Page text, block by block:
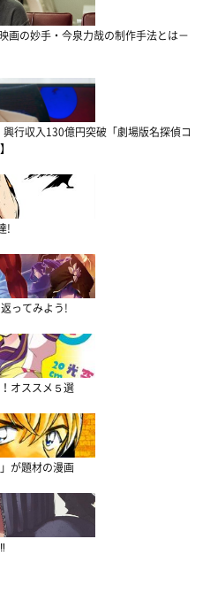
画の妙手・今泉力哉の制作手法とは－
行収入130億円突破「劇場版名探偵コ
!
ってみよう!
オススメ５選
が題材の漫画